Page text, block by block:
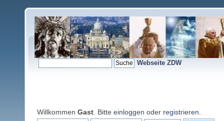
Webseite ZDW
Willkommen Gast . Bitte einloggen oder registrieren